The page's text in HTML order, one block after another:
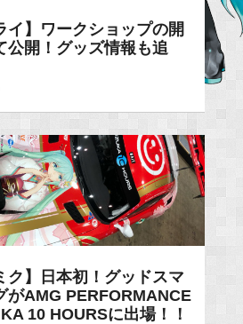
イ】ワークショップの開
公開！グッズ情報も追
ク】日本初！グッドスマ
がAMG PERFORMANCE
10 HOURSに出場！！